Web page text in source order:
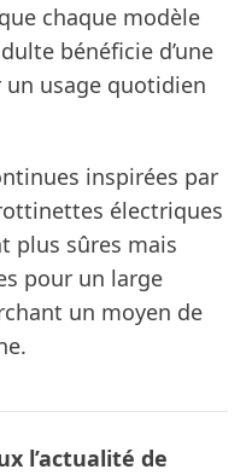
chaque modèle
bénéficie d’une
usage quotidien
inspirées par
électriques
plus sûres mais
pour un large
un moyen de
l’actualité de